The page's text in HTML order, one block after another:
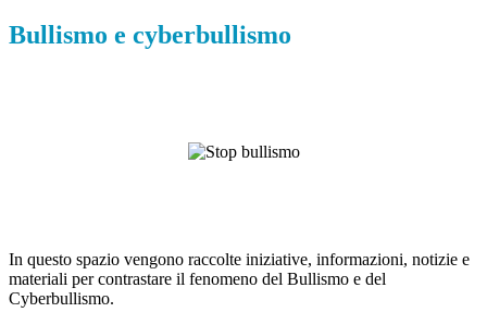
Bullismo e cyberbullismo
In questo spazio vengono raccolte iniziative, informazioni, notizie e
materiali per contrastare il fenomeno del Bullismo e del
Cyberbullismo.